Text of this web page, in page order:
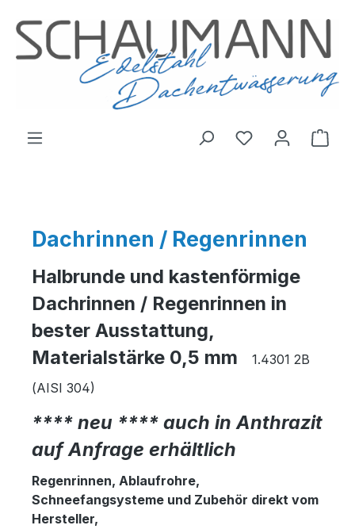
springen
Dachrinnen / Regenrinnen
Halbrunde und kastenförmige
Dachrinnen / Regenrinnen in
bester Ausstattung,
Materialstärke 0,5 mm
1.4301 2B
(AISI 304)
**** neu **** auch in Anthrazit
auf Anfrage erhältlich
Regenrinnen, Ablaufrohre,
Schneefangsysteme und Zubehör direkt vom
Hersteller,